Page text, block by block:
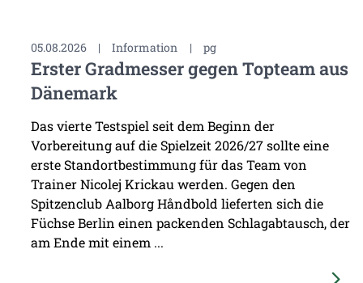
05.08.2026 | Information | pg
Erster Gradmesser gegen Topteam aus
Dänemark
Das vierte Testspiel seit dem Beginn der
Vorbereitung auf die Spielzeit 2026/27 sollte eine
erste Standortbestimmung für das Team von
Trainer Nicolej Krickau werden. Gegen den
Spitzenclub Aalborg Håndbold lieferten sich die
Füchse Berlin einen packenden Schlagabtausch, der
am Ende mit einem ...